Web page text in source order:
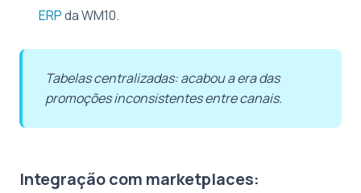
ERPda WM10.
Tabelas centralizadas: acabou a era das
promoções inconsistentes entre canais.
Integração com marketplaces: